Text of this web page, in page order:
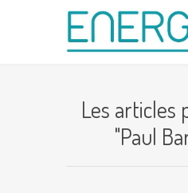
Les articles
"Paul